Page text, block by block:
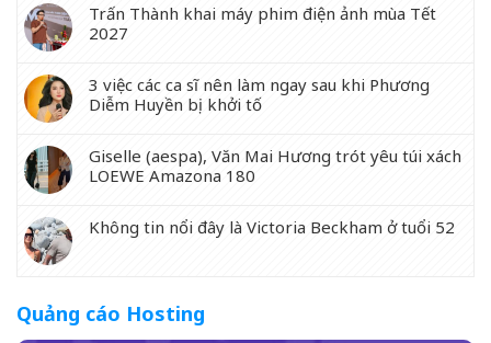
Trấn Thành khai máy phim điện ảnh mùa Tết
2027
3 việc các ca sĩ nên làm ngay sau khi Phương
Diễm Huyền bị khởi tố
Giselle (aespa), Văn Mai Hương trót yêu túi xách
LOEWE Amazona 180
Không tin nổi đây là Victoria Beckham ở tuổi 52
Quảng cáo Hosting